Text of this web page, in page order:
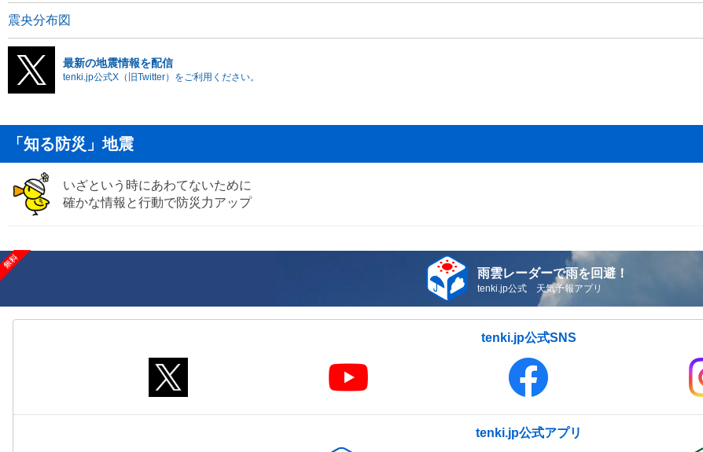
震央分布図
最新の地震情報を配信
tenki.jp公式X（旧Twitter）をご利用ください。
「知る防災」地震
いざという時にあわてないために
確かな情報と行動で防災力アップ
雨雲レーダーで雨を回避！
tenki.jp公式 天気予報アプリ
tenki.jp公式SNS
tenki.jp公式アプリ